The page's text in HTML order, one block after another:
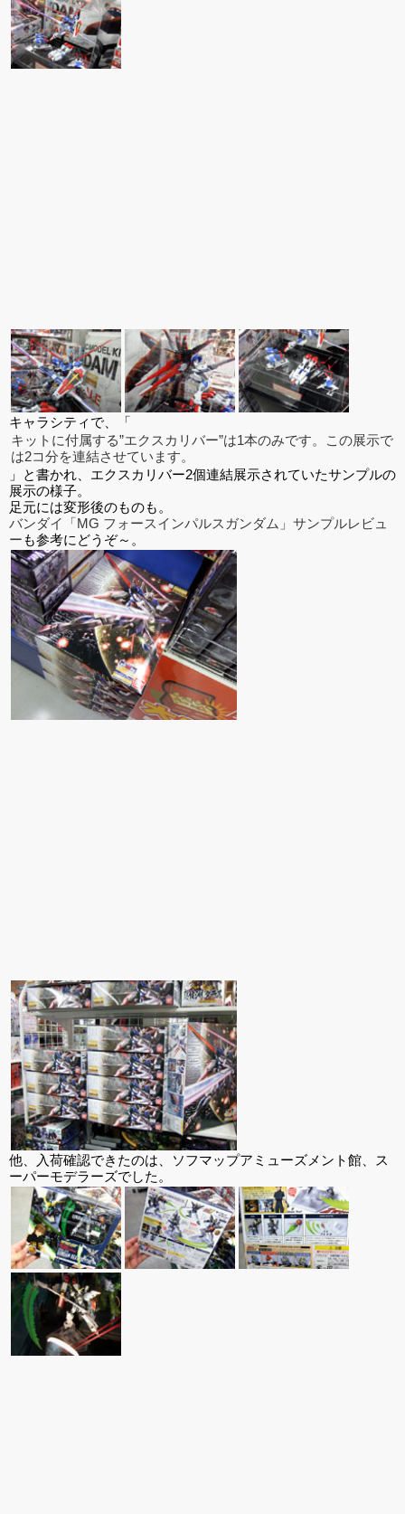
キャラシティで、「
キットに付属する”エクスカリバー”は1本のみです。この展示で
は2コ分を連結させています。
」と書かれ、エクスカリバー2個連結展示されていたサンプルの
展示の様子。
足元には変形後のものも。
バンダイ「MG フォースインパルスガンダム」サンプルレビュ
ーも参考にどうぞ～。
他、入荷確認できたのは、ソフマップアミューズメント館、ス
ーパーモデラーズでした。